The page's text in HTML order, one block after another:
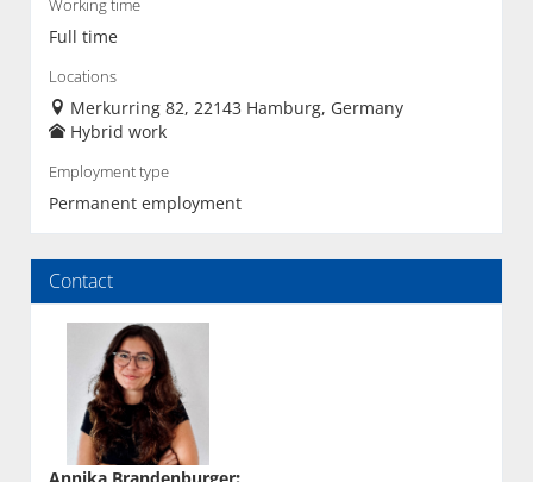
Working time
Full time
Locations
Merkurring 82, 22143 Hamburg, Germany
Hybrid work
Employment type
Permanent employment
Contact
Annika Brandenburger: